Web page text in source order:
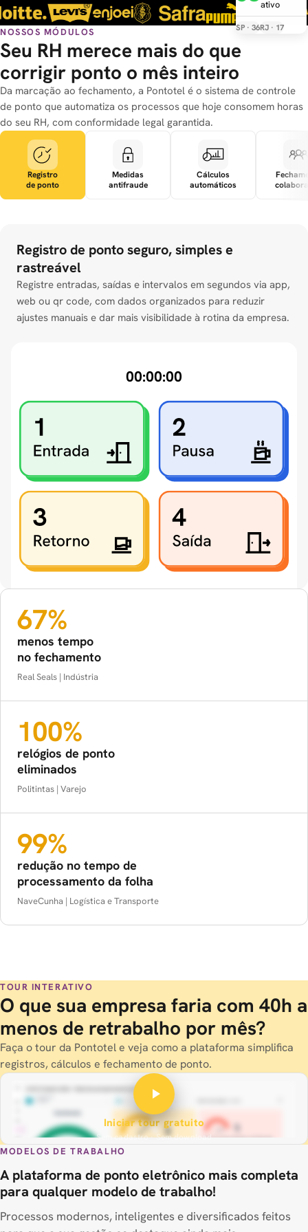
ativo
SP · 36RJ · 17
NOSSOS MÓDULOS
Seu RH merece mais do que
corrigir ponto o mês inteiro
Da marcação ao fechamento, a Pontotel é o sistema de controle
de ponto que automatiza os processos que hoje consomem horas
do seu RH, com conformidade legal garantida.
Registro
de ponto
Medidas
antifraude
Cálculos
automáticos
Registro de ponto seguro, simples e
rastreável
Registre entradas, saídas e intervalos em segundos via app,
web ou qr code, com dados organizados para reduzir
ajustes manuais e dar mais visibilidade à rotina da empresa.
00:00:00
67%
menos tempo
no fechamento
Real Seals | Indústria
100%
relógios de ponto
eliminados
Politintas | Varejo
99%
redução no tempo de
processamento da folha
NaveCunha | Logística e Transporte
TOUR INTERATIVO
O que sua empresa faria com 40h a
menos de retrabalho por mês?
Faça o tour da Pontotel e veja como a plataforma simplifica
registros, cálculos e fechamento de ponto.
Iniciar tour gratuito
Sem cadastro · Sem download
MODELOS DE TRABALHO
A plataforma de ponto eletrônico mais completa
para qualquer modelo de trabalho!
Processos modernos, inteligentes e diversificados feitos